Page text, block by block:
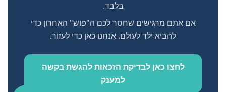
בלבד.
אם אתם מרגישים שחסר לכם ה"פוש" האחרון כדי
להביא ילד לעולם, אנחנו כאן כדי לעזור.
לחצו כאן לבדיקת הזכאות להגשת בקשה
למענק